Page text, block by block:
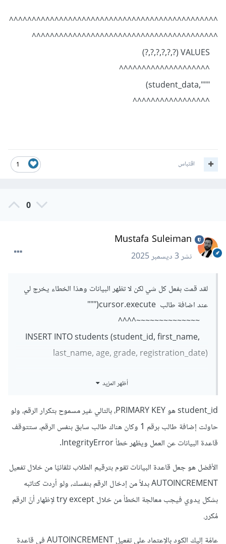
الصحيح هو الملف school.db بجوار ملف الكود لديك.
^^^^^^^^^^^^^^^^^^^^^^^^^^^^^^^^^^^^^^^^^^^^^^
^^^^^^^^^^^^^^^^^^^^^^^^^^^^^^^^^^^^^^^^^
^^^^^^^^^^^^^^^^^^^^
""",student_data)
^^^^^^^^^^^^^^^^^
1 اقتباس
0
Mustafa Suleiman
نشر3 ديسمبر 2025
لقد قمت بفعل كل شي لكن لا تظهر البيانات وهذا الخطاء يخرج لي
عند اضافة طالب cursor.execute("""
~~~~~~~~~~~~~~^^^^
INSERT INTO students (student_id, first_name,
last_name, age, grade, registration_date)
^^^^^^^^^^^^^^^^^^^^^^^^^^^^^^^^^^^^^^^^^^
VALUES (?,?,?,?,?,?)
^^^^^^^^^^^^^^^^^^^^
""",student_data)
^^^^^^^^^^^^^^^^^
أظهر المزيد
student_id هو PRIMARY KEY، بالتالي غير مسموح بتكرار الرقم، ولو
حاولت إضافة طالب برقم 1 وكان هناك طالب سابق بنفس الرقم، ستتوقف
قاعدة البيانات عن العمل ويظهر خطأ IntegrityError.
الأفضل هو جعل قاعدة البيانات تقوم بترقيم الطلاب تلقائيًا من خلال تفعيل
AUTOINCREMENT بدلاً من إدخال الرقم بنفسك، ولو أردت كتاتبه
بشكل يدوي فيجب معالجة الخطأ من خلال try except لإظهار أنّ الرقم
مُكرر.
عامًة إليك الكود بالإعتماد على تفعيل AUTOINCREMENT في قاعدة